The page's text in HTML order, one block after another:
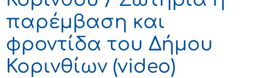
παρέμβαση και
φροντίδα του Δήμου
Κορινθίων (video)